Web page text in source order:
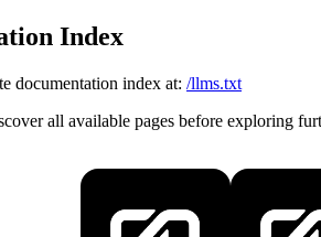
Index
documentation index at: /llms.txt
all available pages before exploring